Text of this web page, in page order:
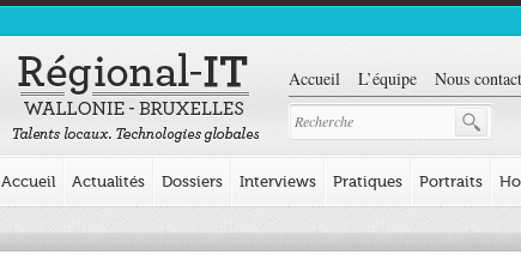
Accueil L’équipe Nous
Accueil Actualités Dossiers Interviews Pratiques Portraits